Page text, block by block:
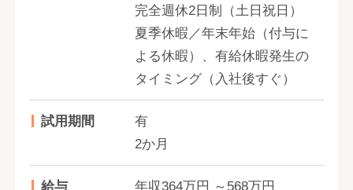
完全週休2日制（土日祝日）
夏季休暇／年末年始（付与に
よる休暇）、有給休暇発生の
タイミング（入社後すぐ）
試用期間
有
2か月
給与
年収364万円 ～568万円